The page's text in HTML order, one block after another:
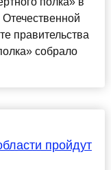
правительства
собрало
пройдут